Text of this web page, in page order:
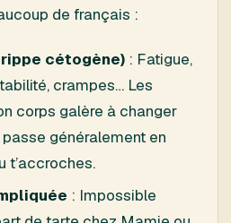
de français :
cétogène): Fatigue,
crampes… Les
corps galère à changer
généralement en
t’accroches.
: Impossible